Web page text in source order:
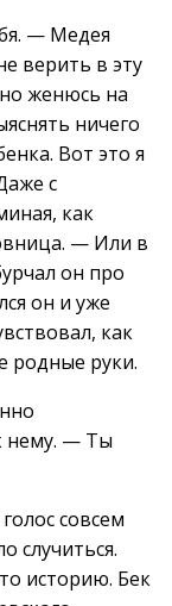
— Медея
верить в эту
женюсь на
ничего
Вот это я
с
как
— Или в
он про
он и уже
как
родные руки.
нему. — Ты
совсем
случиться.
историю. Бек